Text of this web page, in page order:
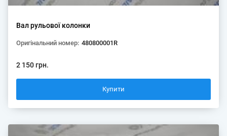
Вал рульової колонки
Оригінальний номер: 480800001R
2 150 грн.